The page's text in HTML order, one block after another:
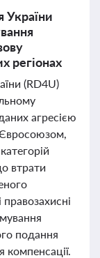
України
регіонах
(RD4U)
агресією
втрати
подання
компенсації.